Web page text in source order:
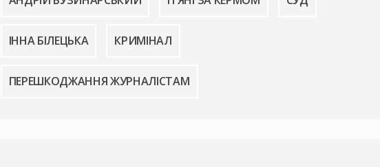
ІННА БІЛЕЦЬКА КРИМІНАЛ
ПЕРЕШКОДЖАННЯ ЖУРНАЛІСТАМ